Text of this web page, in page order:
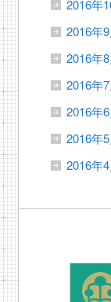
2016年
2016年9
2016年8
2016年7
2016年6
2016年5
2016年4